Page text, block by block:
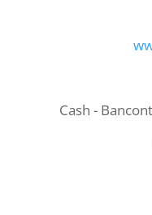
Cash -